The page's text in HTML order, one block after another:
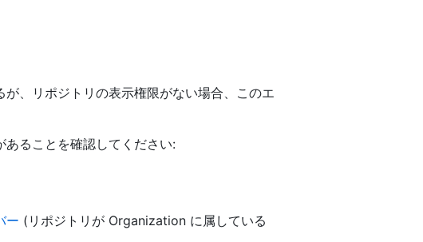
、リポジトリの表示権限がない場合、このエ
ることを確認してください:
ー (リポジトリが Organization に属している